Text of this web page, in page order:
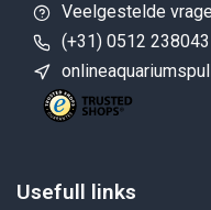
Veelgestelde
(+31) 0512 238043
Usefull links